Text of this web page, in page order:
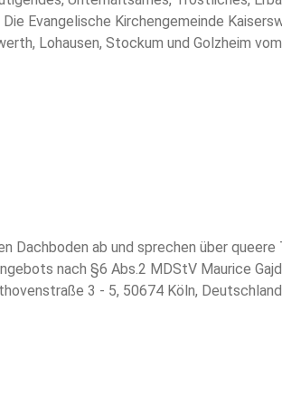
Evangelische Kirchengemeinde
Lohausen, Stockum und Golzheim
Christsein in dieser
erleben.
Dachboden ab und sprechen über queere
nach §6 Abs.2 MDStV Maurice
3 - 5, 50674 Köln,
Medien NRW Zollhof 2 40221